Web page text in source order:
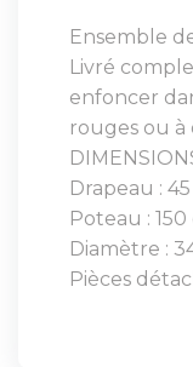
Ensemble
Livré
enfoncer
rouges ou à
Drapeau :
Poteau : 150
Diamètre :
Pièces